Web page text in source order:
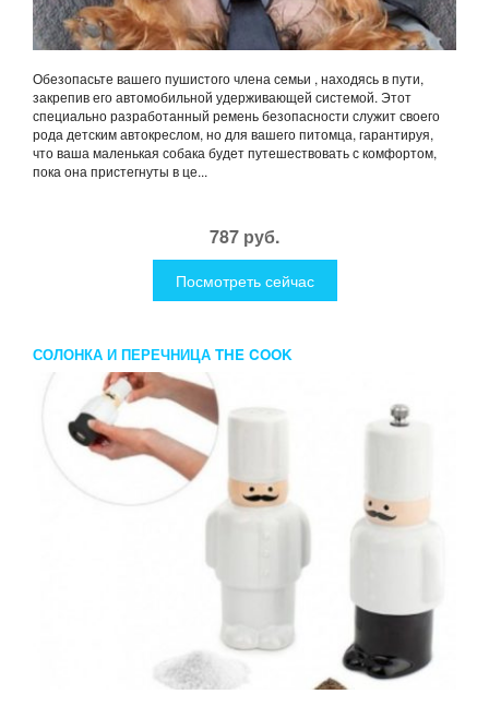
Обезопасьте вашего пушистого члена семьи , находясь в пути,
закрепив его автомобильной удерживающей системой. Этот
специально разработанный ремень безопасности служит своего
рода детским автокреслом, но для вашего питомца, гарантируя,
что ваша маленькая собака будет путешествовать с комфортом,
пока она пристегнуты в це...
787 руб.
Посмотреть сейчас
СОЛОНКА И ПЕРЕЧНИЦА THE COOK